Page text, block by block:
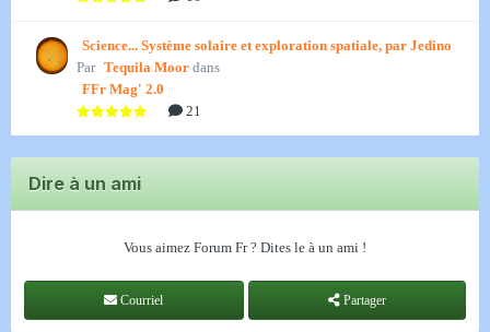
Science... Système solaire et exploration spatiale, par Jedino
Par Tequila Moor dans
FFr Mag' 2.0
21
Dire à un ami
Vous aimez Forum Fr ? Dites le à un ami !
Courriel Partager